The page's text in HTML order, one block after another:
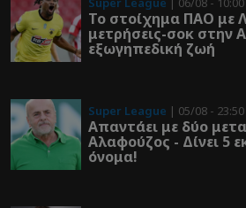
Το στοίχημα ΠΑΟ με
μετρήσεις-σοκ στην
εξωγηπεδική ζωή
Super League | 05/08 - 23:50
Απαντάει με δύο
Αλαφούζος - Δίνει 5 εκατ. για σπουδαίο
όνομα!